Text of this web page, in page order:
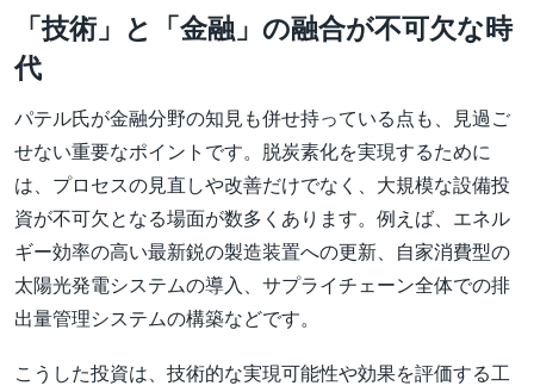
「技術」と「金融」の融合が不可欠な時
代
パテル氏が金融分野の知見も併せ持っている点も、見過ご
せない重要なポイントです。脱炭素化を実現するために
は、プロセスの見直しや改善だけでなく、大規模な設備投
資が不可欠となる場面が数多くあります。例えば、エネル
ギー効率の高い最新鋭の製造装置への更新、自家消費型の
太陽光発電システムの導入、サプライチェーン全体での排
出量管理システムの構築などです。
こうした投資は、技術的な実現可能性や効果を評価する工